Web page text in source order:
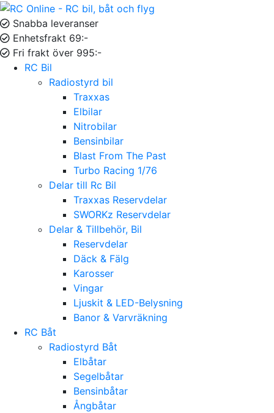
Snabba leveranser
Enhetsfrakt 69:-
Fri frakt över 995:-
RC Bil
Radiostyrd bil
Traxxas
Elbilar
Nitrobilar
Bensinbilar
Blast From The Past
Turbo Racing 1/76
Delar till Rc Bil
Traxxas Reservdelar
SWORKz Reservdelar
Delar & Tillbehör, Bil
Reservdelar
Däck & Fälg
Karosser
Vingar
Ljuskit & LED-Belysning
Banor & Varvräkning
RC Båt
Radiostyrd Båt
Elbåtar
Segelbåtar
Bensinbåtar
Ångbåtar